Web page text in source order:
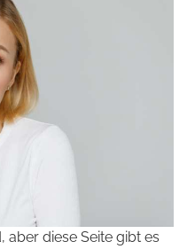
aber diese Seite gibt es